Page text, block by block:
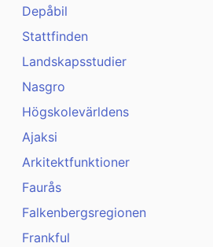
Depåbil
Stattfinden
Landskapsstudier
Nasgro
Högskolevärldens
Ajaksi
Arkitektfunktioner
Faurås
Falkenbergsregionen
Frankful